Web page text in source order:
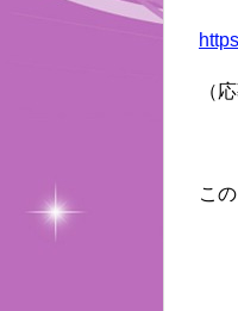
（
こ